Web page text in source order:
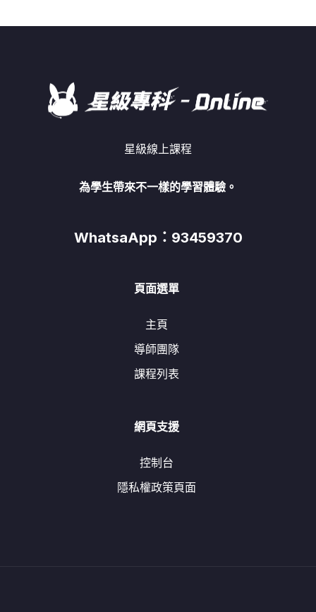
星級線上課程
為學生帶來不一樣的學習體驗。
WhatsaApp：93459370
頁面選單
主頁
導師團隊
課程列表
網頁支援
控制台
隱私權政策頁面